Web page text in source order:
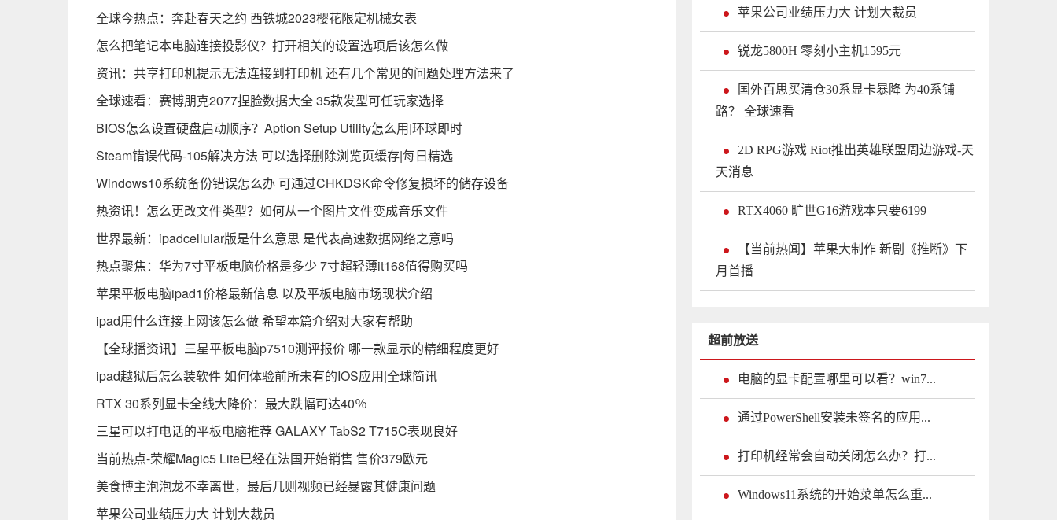
全球今热点：奔赴春天之约 西铁城2023樱花限定机械女表
怎么把笔记本电脑连接投影仪？打开相关的设置选项后该怎么做
资讯：共享打印机提示无法连接到打印机 还有几个常见的问题处理方法来了
全球速看：赛博朋克2077捏脸数据大全 35款发型可任玩家选择
BIOS怎么设置硬盘启动顺序？Aption Setup Utility怎么用|环球即时
Steam错误代码-105解决方法 可以选择删除浏览页缓存|每日精选
Windows10系统备份错误怎么办 可通过CHKDSK命令修复损坏的储存设备
热资讯！怎么更改文件类型？如何从一个图片文件变成音乐文件
世界最新：ipadcellular版是什么意思 是代表高速数据网络之意吗
热点聚焦：华为7寸平板电脑价格是多少 7寸超轻薄it168值得购买吗
苹果平板电脑ipad1价格最新信息 以及平板电脑市场现状介绍
ipad用什么连接上网该怎么做 希望本篇介绍对大家有帮助
【全球播资讯】三星平板电脑p7510测评报价 哪一款显示的精细程度更好
ipad越狱后怎么装软件 如何体验前所未有的IOS应用|全球简讯
RTX 30系列显卡全线大降价：最大跌幅可达40％
三星可以打电话的平板电脑推荐 GALAXY TabS2 T715C表现良好
当前热点-荣耀Magic5 Lite已经在法国开始销售 售价379欧元
美食博主泡泡龙不幸离世，最后几则视频已经暴露其健康问题
苹果公司业绩压力大 计划大裁员
苹果公司业绩压力大 计划大裁员
锐龙5800H 零刻小主机1595元
国外百思买清仓30系显卡暴降 为40系铺
路？ 全球速看
2D RPG游戏 Riot推出英雄联盟周边游戏-天
天消息
RTX4060 旷世G16游戏本只要6199
【当前热闻】苹果大制作 新剧《推断》下
月首播
超前放送
电脑的显卡配置哪里可以看？win7...
通过PowerShell安装未签名的应用...
打印机经常会自动关闭怎么办？打...
Windows11系统的开始菜单怎么重...